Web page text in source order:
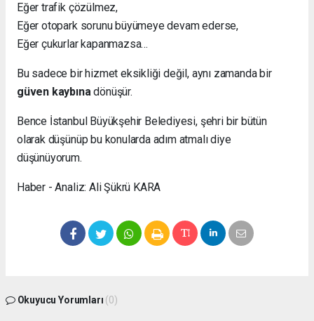
Eğer trafik çözülmez,
Eğer otopark sorunu büyümeye devam ederse,
Eğer çukurlar kapanmazsa…
Bu sadece bir hizmet eksikliği değil, aynı zamanda bir
güven kaybınadönüşür.
Bence İstanbul Büyükşehir Belediyesi, şehri bir bütün
olarak düşünüp bu konularda adım atmalı diye
düşünüyorum.
Haber - Analiz: Ali Şükrü KARA
Okuyucu Yorumları (0)